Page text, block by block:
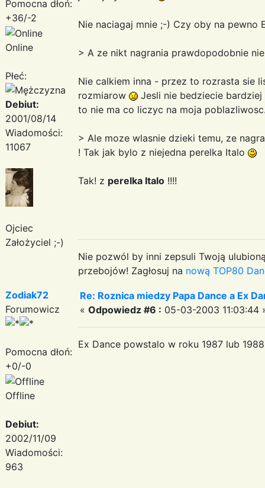
Pomocna dłoń:
+36/-2
Online
Płeć:
Debiut:
2001/08/14
Wiadomości:
11067
Ojciec
Założyciel ;-)
Nie naciagaj mnie ;-) Czy oby na
> A ze nikt nagrania prawdopodobnie
Nie calkiem inna - przez to rozrasta sie
rozmiarow
Jesli nie bedziecie
to nie ma co liczyc na moja
> Ale moze wlasnie dzieki temu, ze
! Tak jak bylo z niejedna perelka Italo
Tak! z perelka Italo !!!!
Nie pozwól by inni zepsuli Twoją
przebojów! Zagłosuj na nową TOP80
Zodiak72
Forumowicz
Pomocna dłoń:
+0/-0
Offline
Debiut:
2002/11/09
Wiadomości:
963
Re: Roznica miedzy Papa Dance a Ex
« Odpowiedz #6 : 05-03-2003 11:03:44
Ex Dance powstalo w roku 1987 lub